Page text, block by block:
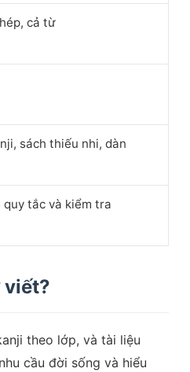
cả từ
sách thiếu nhi, dàn
quy tắc và kiểm tra
viết?
theo lớp, và tài liệu
cầu đời sống và hiểu